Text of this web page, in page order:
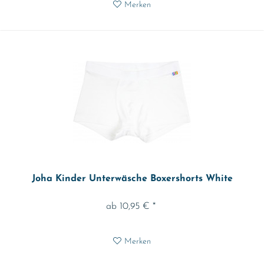
Merken
Joha Kinder Unterwäsche Boxershorts White
ab 10,95 € *
Merken